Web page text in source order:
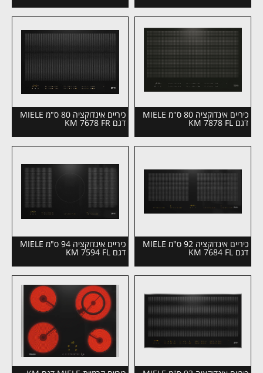
כיריים אינדוקציה 80 ס"מ MIELE
דגם KM 7878 FL
כיריים אינדוקציה 80 ס"מ MIELE
דגם KM 7678 FR
כיריים אינדוקציה 92 ס"מ MIELE
דגם KM 7684 FL
כיריים אינדוקציה 94 ס"מ MIELE
דגם KM 7594 FL